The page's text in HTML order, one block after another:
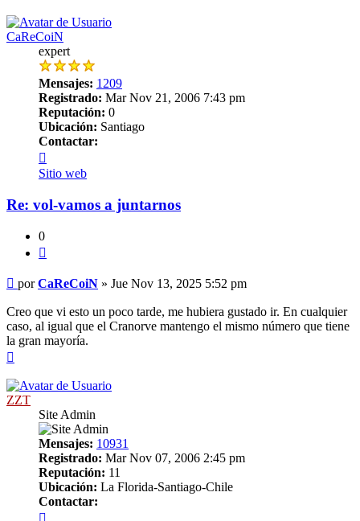
CaReCoiN
expert
Mensajes: 1209
Registrado: Mar Nov 21, 2006 7:43 pm
Reputación: 0
Ubicación: Santiago
Contactar:
CaReCoiN
Sitio web
Re: vol-vamos a juntarnos
0
Mensaje
porCaReCoiN » Jue Nov 13, 2025 5:52 pm
Creo que vi esto un poco tarde, me hubiera gustado ir. En cualquier
caso, al igual que el Cranorve mantengo el mismo número que tiene
la gran mayoría.
ZZT
Site Admin
Mensajes: 10931
Registrado: Mar Nov 07, 2006 2:45 pm
Reputación: 11
Ubicación: La Florida-Santiago-Chile
Contactar: